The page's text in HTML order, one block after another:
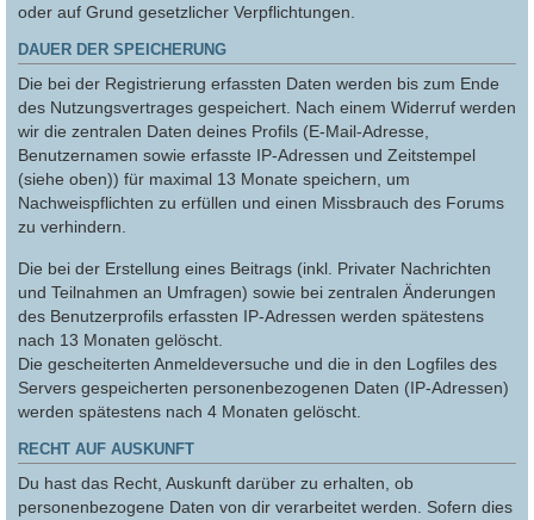
oder auf Grund gesetzlicher Verpflichtungen.
DAUER DER SPEICHERUNG
Die bei der Registrierung erfassten Daten werden bis zum Ende
des Nutzungsvertrages gespeichert. Nach einem Widerruf werden
wir die zentralen Daten deines Profils (E-Mail-Adresse,
Benutzernamen sowie erfasste IP-Adressen und Zeitstempel
(siehe oben)) für maximal 13 Monate speichern, um
Nachweispflichten zu erfüllen und einen Missbrauch des Forums
zu verhindern.
Die bei der Erstellung eines Beitrags (inkl. Privater Nachrichten
und Teilnahmen an Umfragen) sowie bei zentralen Änderungen
des Benutzerprofils erfassten IP-Adressen werden spätestens
nach 13 Monaten gelöscht.
Die gescheiterten Anmeldeversuche und die in den Logfiles des
Servers gespeicherten personenbezogenen Daten (IP-Adressen)
werden spätestens nach 4 Monaten gelöscht.
RECHT AUF AUSKUNFT
Du hast das Recht, Auskunft darüber zu erhalten, ob
personenbezogene Daten von dir verarbeitet werden. Sofern dies